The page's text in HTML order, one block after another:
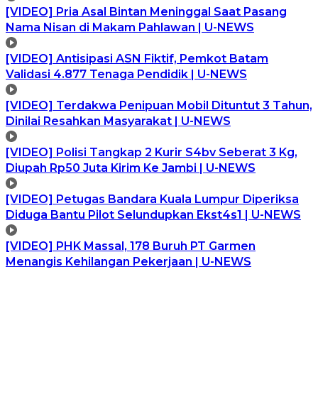
[VIDEO] Pria Asal Bintan Meninggal Saat Pasang
Nama Nisan di Makam Pahlawan | U-NEWS
[VIDEO] Antisipasi ASN Fiktif, Pemkot Batam
Validasi 4.877 Tenaga Pendidik | U-NEWS
[VIDEO] Terdakwa Penipuan Mobil Dituntut 3 Tahun,
Dinilai Resahkan Masyarakat | U-NEWS
[VIDEO] Polisi Tangkap 2 Kurir S4bv Seberat 3 Kg,
Diupah Rp50 Juta Kirim Ke Jambi | U-NEWS
[VIDEO] Petugas Bandara Kuala Lumpur Diperiksa
Diduga Bantu Pilot Selundupkan Ekst4s1 | U-NEWS
[VIDEO] PHK Massal, 178 Buruh PT Garmen
Menangis Kehilangan Pekerjaan | U-NEWS